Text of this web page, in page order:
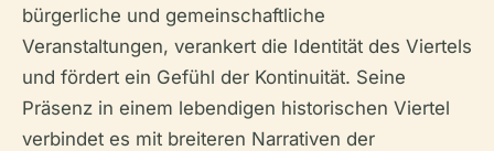
bürgerliche und gemeinschaftliche
Veranstaltungen, verankert die Identität des Viertels
und fördert ein Gefühl der Kontinuität. Seine
Präsenz in einem lebendigen historischen Viertel
verbindet es mit breiteren Narrativen der